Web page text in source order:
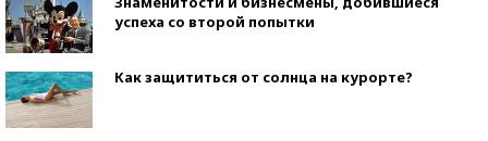
успеха со второй попытки
Как защититься от солнца на курорте?